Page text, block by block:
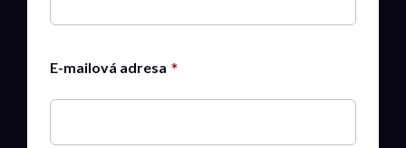
E-mailová adresa